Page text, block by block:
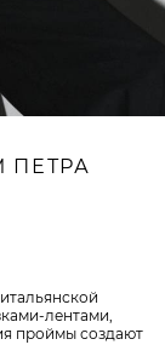
ПЕТРА
лентами,
проймы создают